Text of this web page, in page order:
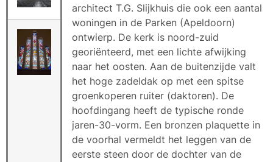
architect T.G. Slijkhuis die ook een aantal
woningen in de Parken (Apeldoorn)
ontwierp. De kerk is noord-zuid
georiënteerd, met een lichte afwijking
naar het oosten. Aan de buitenzijde valt
het hoge zadeldak op met een spitse
groenkoperen ruiter (daktoren). De
hoofdingang heeft de typische ronde
jaren-30-vorm. Een bronzen plaquette in
de voorhal vermeldt het leggen van de
eerste steen door de dochter van de